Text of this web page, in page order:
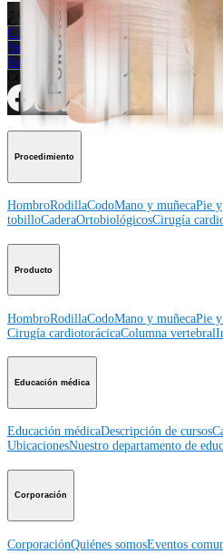
¿Cómo podemos
Contacte a un representante
Ver eventos, laboratorios y oportunidades
Regístrese para recibir: ¿Qué hay de
Conéctese con nosotros
Procedimiento
HombroRodillaCodoMano y muñecaPie y
tobilloCaderaOrtobiológicosCirugía
Producto
HombroRodillaCodoMano y muñecaPie
Cirugía cardiotorácicaColumna vertebral
Educación médica
Educación médicaDescripción de cursos
UbicacionesNuestro departamento de
Corporación
CorporaciónQuiénes somosEventos